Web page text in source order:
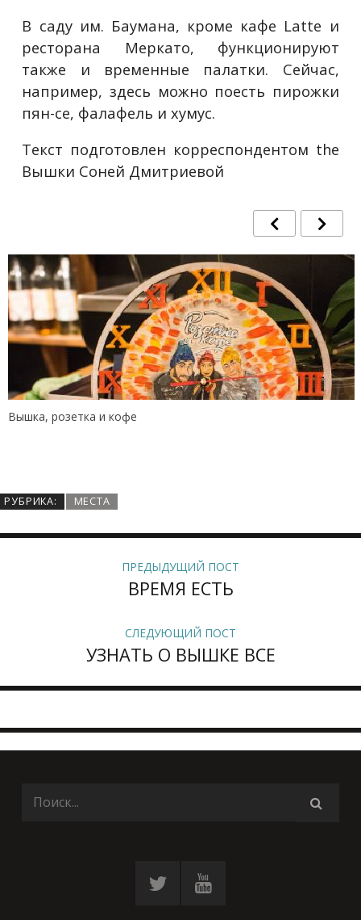
В саду им. Баумана, кроме кафе Latte и
ресторана Меркато, функционируют
также и временные палатки. Сейчас,
например, здесь можно поесть пирожки
пян-се, фалафель и хумус.
Текст подготовлен корреспондентом the
Вышки Соней Дмитриевой
Вышка, розетка и кофе
РУБРИКА: МЕСТА
ПРЕДЫДУЩИЙ ПОСТ
ВРЕМЯ ЕСТЬ
СЛЕДУЮЩИЙ ПОСТ
УЗНАТЬ О ВЫШКЕ ВСЕ